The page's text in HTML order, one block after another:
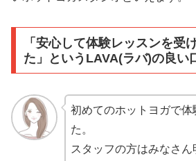
「安心して体験レッスンを受
た」というLAVA(ラバ)の良い
初めてのホットヨガで体
た。
スタッフの方はみなさ